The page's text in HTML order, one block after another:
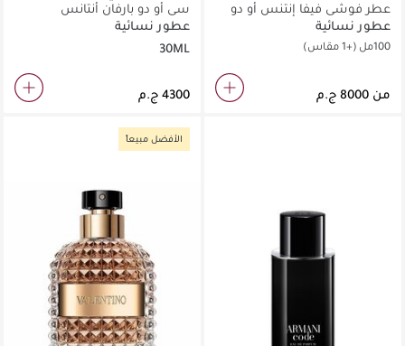
عطر فوشي فيفا إنتنس أو دو
برفان
عطور نسائية
100مل (+1 مقاس)
من
سي أو دو بارفان أنتانس
عطور نسائية
30ML
الأفضل مبيعاً